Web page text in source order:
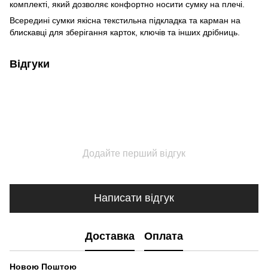
комплекті, який дозволяє конфортно носити сумку на плечі.
Всередині сумки якісна текстильна підкладка та карман на
блискавці для зберігання карток, ключів та інших дрібниць.
Відгуки
Додайте перший відгук
Написати відгук
Доставка Оплата
Новою Поштою